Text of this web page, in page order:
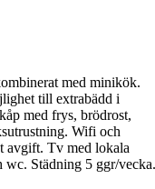
med minikök.
till extrabädd i
med frys, brödrost,
Wifi och
avgift. Tv med lokala
wc. Städning 5 ggr/vecka.